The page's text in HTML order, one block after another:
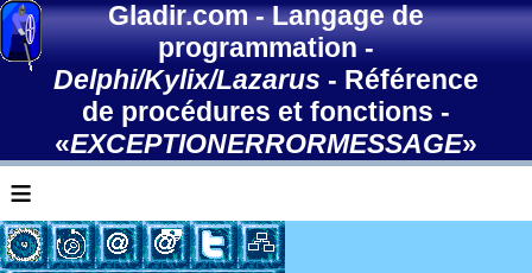
Gladir.com-Langage de
programmation-
Delphi/Kylix/Lazarus - Référence
de procédures et fonctions -
«EXCEPTIONERRORMESSAGE»
≡